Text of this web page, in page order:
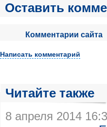
Оставить
Комментарии сайта
Написать комментарий
Читайте также
8 апреля 2014